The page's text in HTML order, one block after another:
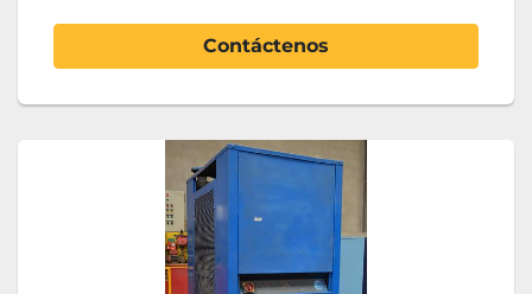
Contáctenos